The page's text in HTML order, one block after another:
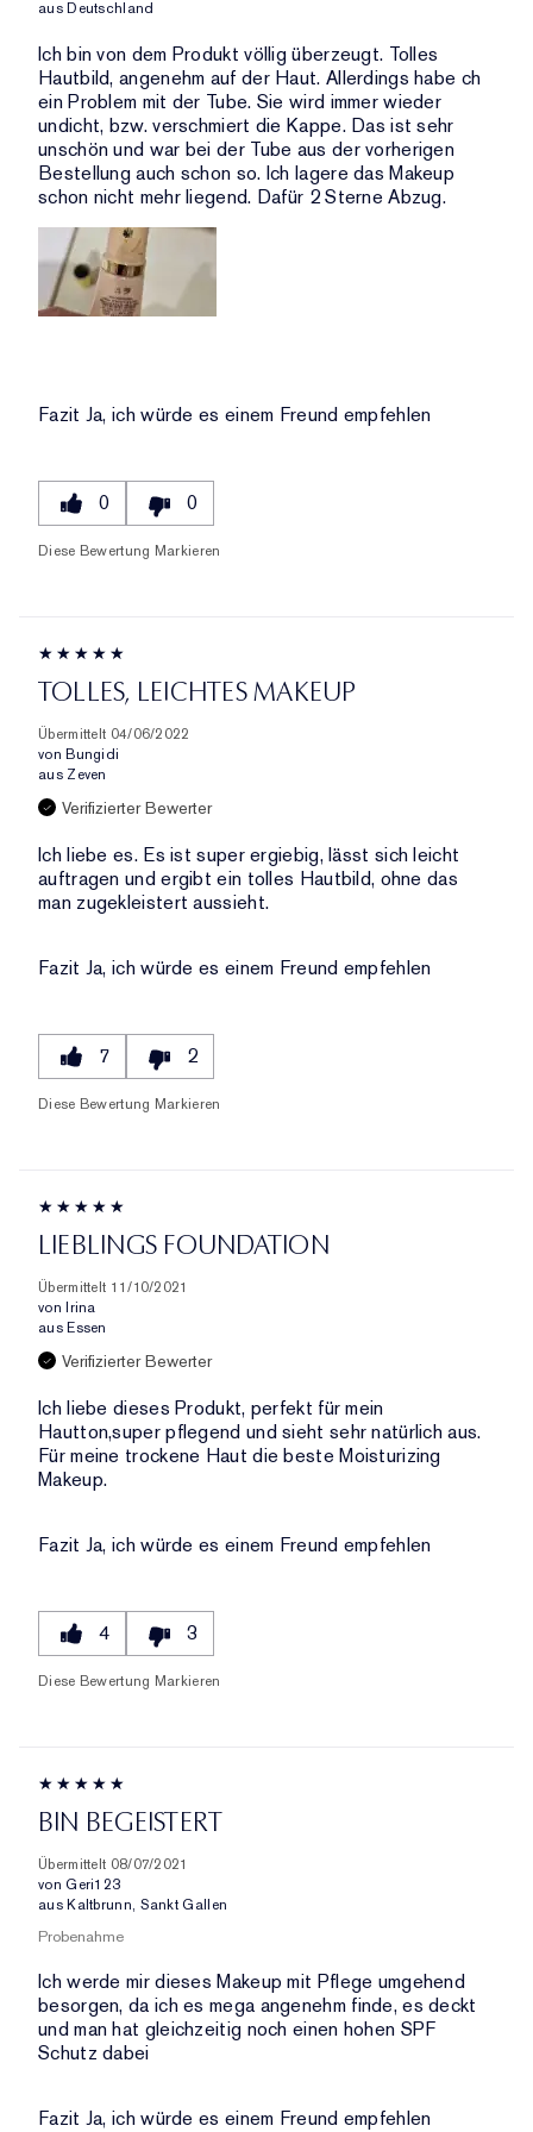
BEWERTUNGEN
ANZAHL
DER
BEWERTUNGEN
aus Deutschland
Ich bin von dem Produkt völlig überzeugt. Tolles
Hautbild, angenehm auf der Haut. Allerdings habe ch
ein Problem mit der Tube. Sie wird immer wieder
undicht, bzw. verschmiert die Kappe. Das ist sehr
unschön und war bei der Tube aus der vorherigen
Bestellung auch schon so. Ich lagere das Makeup
schon nicht mehr liegend. Dafür 2 Sterne Abzug.
Fazit Ja, ich würde es einem Freund empfehlen
0 0
Diese Bewertung Markieren
TOLLES, LEICHTES MAKEUP
Übermittelt 04/06/2022
von Bungidi
aus Zeven
Verifizierter Bewerter
Ich liebe es. Es ist super ergiebig, lässt sich leicht
auftragen und ergibt ein tolles Hautbild, ohne das
man zugekleistert aussieht.
Fazit Ja, ich würde es einem Freund empfehlen
7 2
Diese Bewertung Markieren
LIEBLINGS FOUNDATION
Übermittelt 11/10/2021
von Irina
aus Essen
Verifizierter Bewerter
Ich liebe dieses Produkt, perfekt für mein
Hautton,super pflegend und sieht sehr natürlich aus.
Für meine trockene Haut die beste Moisturizing
Makeup.
Fazit Ja, ich würde es einem Freund empfehlen
4 3
Diese Bewertung Markieren
BIN BEGEISTERT
Übermittelt 08/07/2021
von Geri123
aus Kaltbrunn, Sankt Gallen
Probenahme
Ich werde mir dieses Makeup mit Pflege umgehend
besorgen, da ich es mega angenehm finde, es deckt
und man hat gleichzeitig noch einen hohen SPF
Schutz dabei
Fazit Ja, ich würde es einem Freund empfehlen